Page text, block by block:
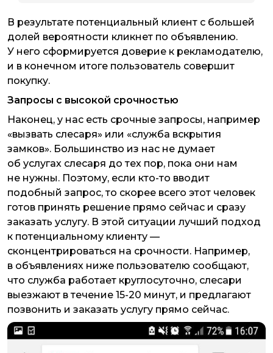
В результате потенциальный клиент с большей
долей вероятности кликнет по объявлению.
У него сформируется доверие к рекламодателю,
и в конечном итоге пользователь совершит
покупку.
Запросы с высокой срочностью
Наконец, у нас есть срочные запросы, например
«вызвать слесаря» или «служба вскрытия
замков». Большинство из нас не думает
об услугах слесаря до тех пор, пока они нам
не нужны. Поэтому, если кто-то вводит
подобный запрос, то скорее всего этот человек
готов принять решение прямо сейчас и сразу
заказать услугу. В этой ситуации лучший подход
к потенциальному клиенту —
сконцентрироваться на срочности. Например,
в объявлениях ниже пользователю сообщают,
что служба работает круглосуточно, слесари
выезжают в течение 15-20 минут, и предлагают
позвонить и заказать услугу прямо сейчас.